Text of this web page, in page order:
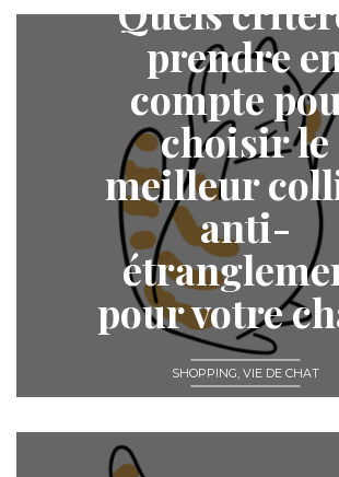
Quels
prendre
compte
choisir le
meilleur
anti-
pour votre
SHOPPING VIE DE CHAT